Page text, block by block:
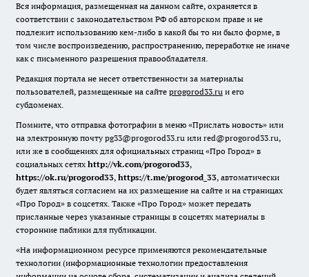
Вся информация, размещенная на данном сайте, охраняется в
соответствии с законодательством РФ об авторском праве и не
подлежит использованию кем-либо в какой бы то ни было форме, в
том числе воспроизведению, распространению, переработке не иначе
как с письменного разрешения правообладателя.
Редакция портала не несет ответственности за материалы
пользователей, размещенные на сайте progorod33.ru и его
субдоменах.
Помните, что отправка фотографии в меню «Прислать новость» или
на электронную почту pg33@progorod33.ru или red@progorod33.ru,
или же в сообщениях для официальных страниц «Про Город» в
социальных сетях http://vk.com/progorod33,
https://ok.ru/progorod33, https://t.me/progorod_33, автоматически
будет являться согласием на их размещение на сайте и на страницах
«Про Город» в соцсетях. Также «Про Город» может передать
присланные через указанные страницы в соцсетях материалы в
сторонние паблики для публикации.
«На информационном ресурсе применяются рекомендательные
технологии (информационные технологии предоставления